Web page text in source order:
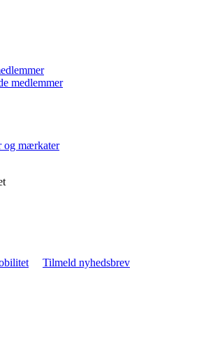
medlemmer
og mærkater
Tilmeld nyhedsbrev